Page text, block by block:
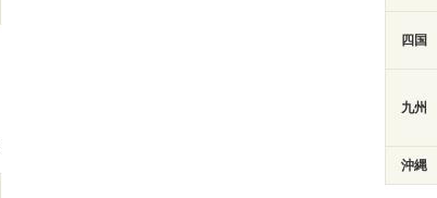
四国
九州
沖縄